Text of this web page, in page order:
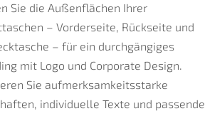
Sie die Außenflächen Ihrer
– Vorderseite, Rückseite und
– für ein durchgängiges
mit Logo und Corporate Design.
Sie aufmerksamkeitsstarke
individuelle Texte und passende